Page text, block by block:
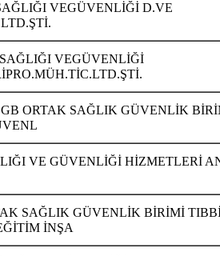
VEGÜVENLİĞİ D.VE
VEGÜVENLİĞİ
ORTAK SAĞLIK GÜVENLİK
VE GÜVENLİĞİ HİZMETLERİ
SAĞLIK GÜVENLİK BİRİMİ
İNŞA